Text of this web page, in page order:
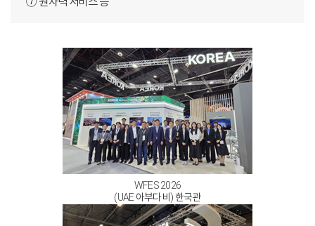
WFES 2026
(UAE 아부다비) 한국관